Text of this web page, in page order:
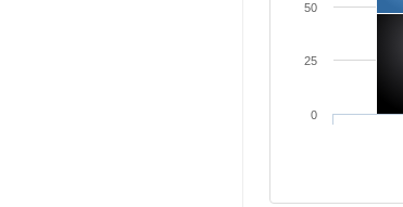
0
25
50